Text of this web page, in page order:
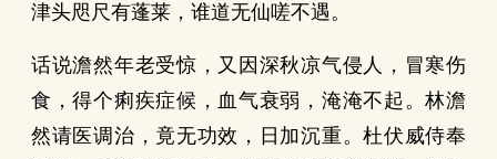
津头咫尺有蓬莱，谁道无仙嗟不遇。
话说澹然年老受惊，又因深秋凉气侵人，冒寒伤
食，得个痢疾症候，血气衰弱，淹淹不起。林澹
然请医调治，竟无功效，日加沉重。杜伏威侍奉